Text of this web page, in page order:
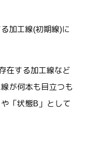
加工線(初期線)に
在する加工線など
が何本も目立つも
「状態B」として